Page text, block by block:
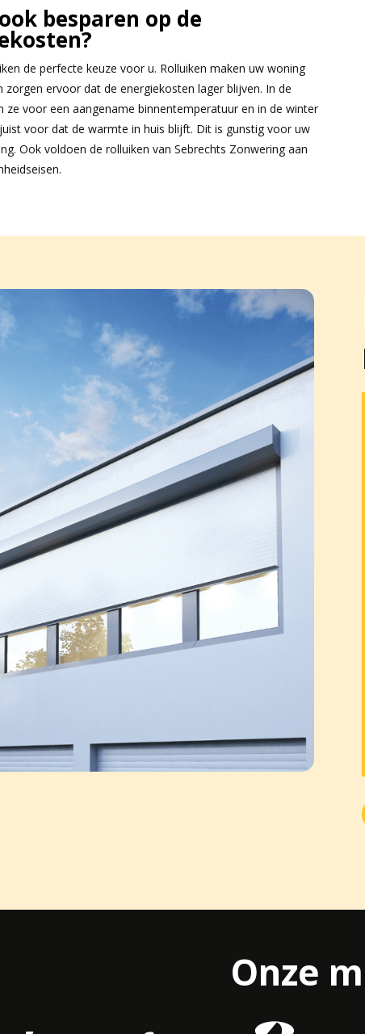
besparen op de
de perfecte keuze voor u. Rolluiken maken uw woning
zorgen ervoor dat de energiekosten lager blijven. In de
ze voor een aangename binnentemperatuur en in de winter
voor dat de warmte in huis blijft. Dit is gunstig voor uw
Ook voldoen de rolluiken van Sebrechts Zonwering aan
Onze